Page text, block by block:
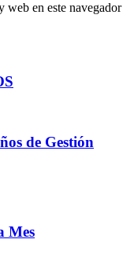
web en este navegador
de Gestión
Mes